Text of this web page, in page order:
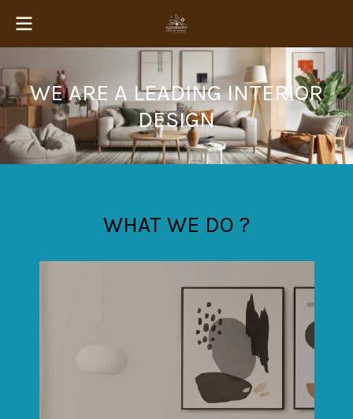
WE ARE A LEADING INTERIOR
DESIGN
WHAT WE DO ?